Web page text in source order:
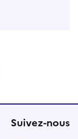
Suivez-nous